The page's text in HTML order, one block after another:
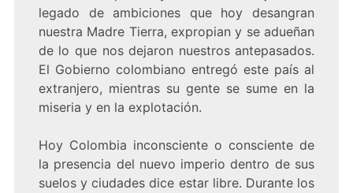
legado de ambiciones que hoy desangran
nuestra Madre Tierra, expropian y se adueñan
de lo que nos dejaron nuestros antepasados.
El Gobierno colombiano entregó este país al
extranjero, mientras su gente se sume en la
miseria y en la explotación.
Hoy Colombia inconsciente o consciente de
la presencia del nuevo imperio dentro de sus
suelos y ciudades dice estar libre. Durante los